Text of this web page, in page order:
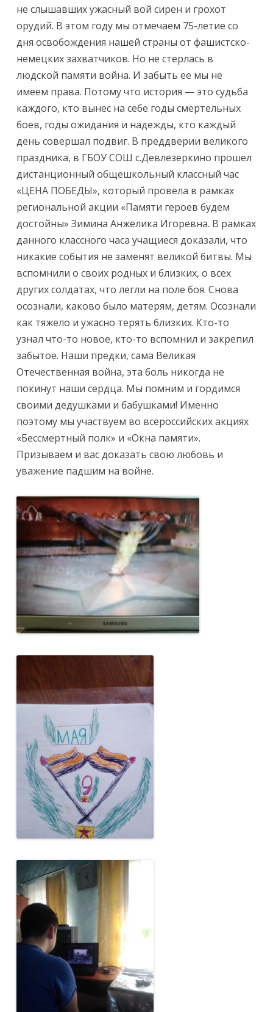
не слышавших ужасный вой сирен и грохот
орудий. В этом году мы отмечаем 75-летие со
дня освобождения нашей страны от фашистско-
немецких захватчиков. Но не стерлась в
людской памяти война. И забыть ее мы не
имеем права. Потому что история — это судьба
каждого, кто вынес на себе годы смертельных
боев, годы ожидания и надежды, кто каждый
день совершал подвиг. В преддверии великого
праздника, в ГБОУ СОШ с.Девлезеркино прошел
дистанционный общешкольный классный час
«ЦЕНА ПОБЕДЫ», который провела в рамках
региональной акции «Памяти героев будем
достойны» Зимина Анжелика Игоревна. В рамках
данного классного часа учащиеся доказали, что
никакие события не заменят великой битвы. Мы
вспомнили о своих родных и близких, о всех
других солдатах, что легли на поле боя. Снова
осознали, каково было матерям, детям. Осознали
как тяжело и ужасно терять близких. Кто-то
узнал что-то новое, кто-то вспомнил и закрепил
забытое. Наши предки, сама Великая
Отечественная война, эта боль никогда не
покинут наши сердца. Мы помним и гордимся
своими дедушками и бабушками! Именно
поэтому мы участвуем во всероссийских акциях
«Бессмертный полк» и «Окна памяти».
Призываем и вас доказать свою любовь и
уважение падшим на войне.